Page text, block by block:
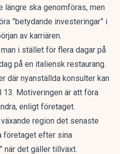
längre ska genomföras, men
”betydande investeringar” i
av karriären.
i stället för flera dagar på
på en italiensk restaurang.
där nyanställda konsulter kan
13. Motiveringen är att föra
enligt företaget.
region det senaste
företaget efter sina
när det gäller tillväxt.